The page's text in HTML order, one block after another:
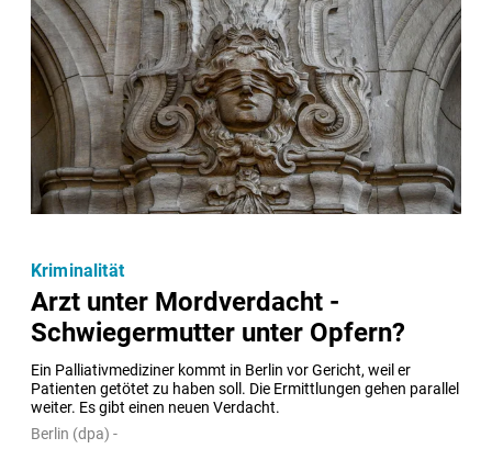
Arzt unter Mordverdacht -
Schwiegermutter unter Opfern?
Ein Palliativmediziner kommt in Berlin vor Gericht, weil er
Patienten getötet zu haben soll. Die Ermittlungen gehen parallel
weiter. Es gibt einen neuen Verdacht.
Kriminalität
Berlin (dpa) -